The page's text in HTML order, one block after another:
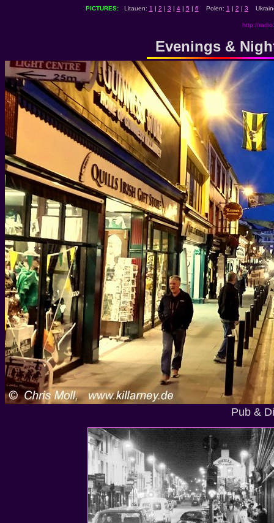
PICTURES:Litauen: 1 | 2 | 3 | 4| 5 | 6 Polen: 1 | 2 | 3
http://
Evenings &
Pub &